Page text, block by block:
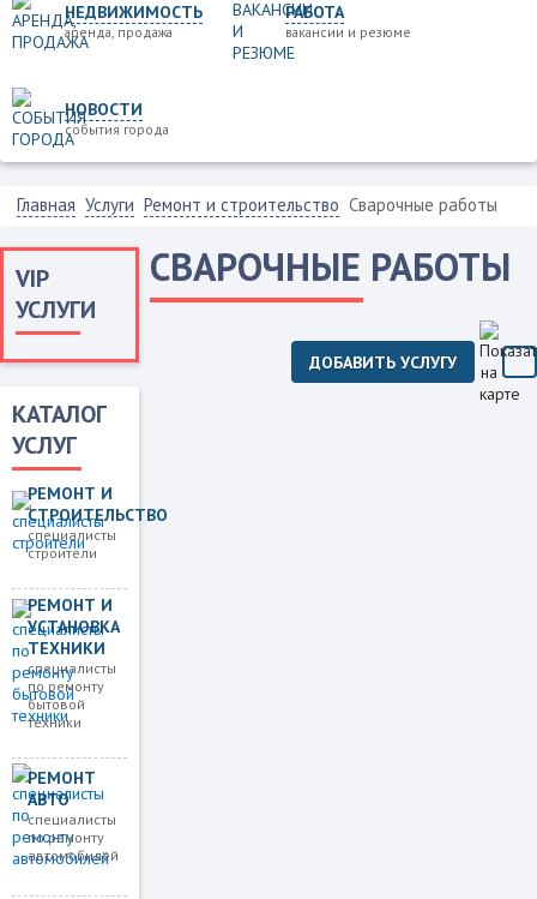
НЕДВИЖИМОСТЬ
аренда, продажа
РАБОТА
вакансии и резюме
НОВОСТИ
события города
Главная Услуги Ремонт и строительство Сварочные работы
VIP
УСЛУГИ
КАТАЛОГ
УСЛУГ
РЕМОНТ И
СТРОИТЕЛЬСТВО
специалисты
строители
РЕМОНТ И
УСТАНОВКА
ТЕХНИКИ
специалисты
по ремонту
бытовой
техники
РЕМОНТ
АВТО
специалисты
по ремонту
автомобилей
СВАРОЧНЫЕ РАБОТЫ
ДОБАВИТЬ УСЛУГУ